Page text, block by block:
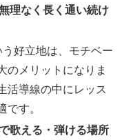
理なく長く通い続け
好立地は、モチベー
のメリットになりま
活導線の中にレッス
です。
歌える・弾ける場所